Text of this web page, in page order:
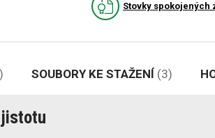
Stovky spokojených
SOUBORY KE STAŽENÍ (3)